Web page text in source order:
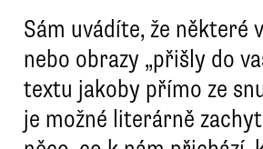
Sám uvádíte, že některé
nebo obrazy „přišly do
textu jakoby přímo ze
je možné literárně